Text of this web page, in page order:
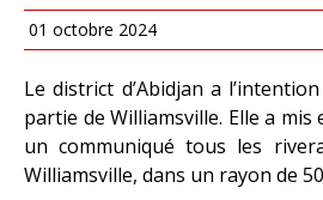
01 octobre 2024
Le district d’Abidjan a
partie de Williamsville. Elle a
un communiqué tous les
Williamsville, dans un rayon de